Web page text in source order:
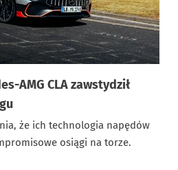
AMG CLA zawstydził
że ich technologia napędów
osiągi na torze.